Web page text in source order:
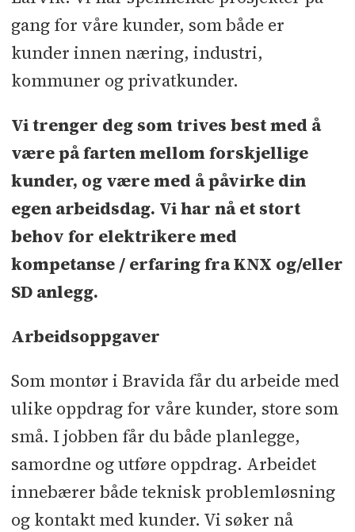
gang for våre kunder, som både er
kunder innen næring, industri,
kommuner og privatkunder.
Vi trenger deg som trives best med å
være på farten mellom forskjellige
kunder, og være med å påvirke din
egen arbeidsdag. Vi har nå et stort
behov for elektrikere med
kompetanse / erfaring fra KNX og/eller
SD anlegg.
Arbeidsoppgaver
Som montør i Bravida får du arbeide med
ulike oppdrag for våre kunder, store som
små. I jobben får du både planlegge,
samordne og utføre oppdrag. Arbeidet
innebærer både teknisk problemløsning
og kontakt med kunder. Vi søker nå